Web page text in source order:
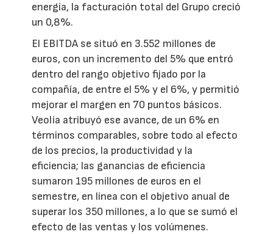
energía, la facturación total del Grupo creció
un 0,8%.
El EBITDA se situó en 3.552 millones de
euros, con un incremento del 5% que entró
dentro del rango objetivo fijado por la
compañía, de entre el 5% y el 6%, y permitió
mejorar el margen en 70 puntos básicos.
Veolia atribuyó ese avance, de un 6% en
términos comparables, sobre todo al efecto
de los precios, la productividad y la
eficiencia; las ganancias de eficiencia
sumaron 195 millones de euros en el
semestre, en línea con el objetivo anual de
superar los 350 millones, a lo que se sumó el
efecto de las ventas y los volúmenes.